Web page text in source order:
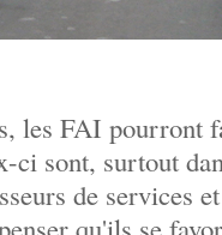
les FAI pourront
ci sont, surtout
de services